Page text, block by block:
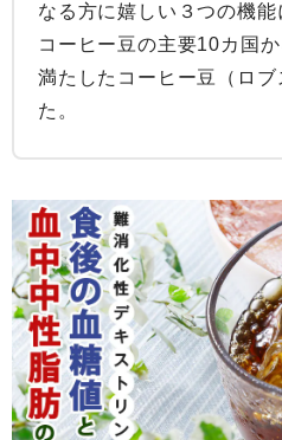
なる方に嬉しい３つの機能
コーヒー豆の主要10カ国
満たしたコーヒー豆（ロ
た。